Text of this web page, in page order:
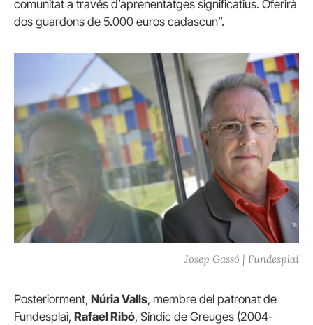
comunitat a través d’aprenentatges significatius. Oferirà
dos guardons de 5.000 euros cadascun”.
Josep Gassó | Fundesplai
Posteriorment, Núria Valls, membre del patronat de
Fundesplai, Rafael Ribó, Síndic de Greuges (2004-